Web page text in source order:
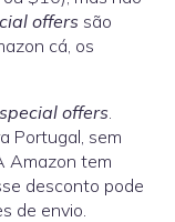
offers são
cá, os
offers
Portugal, sem
Amazon tem
desconto pode
de envio.